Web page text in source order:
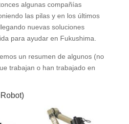
algunas compañías
las pilas y en los últimos
nuevas soluciones
para ayudar en Fukushima.
un resumen de algunos (no
trabajan o han trabajado en